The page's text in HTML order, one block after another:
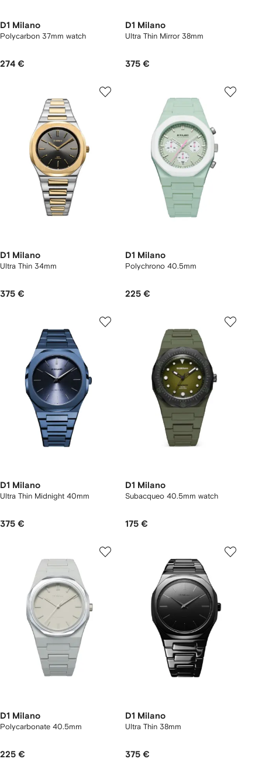
D1 Milano
Polycarbon 37mm watch
274 €
D1 Milano
Ultra Thin Mirror 38mm
375 €
D1 Milano
Ultra Thin 34mm
375 €
D1 Milano
Polychrono 40.5mm
225 €
D1 Milano
Ultra Thin Midnight 40mm
375 €
D1 Milano
Subacqueo 40.5mm watch
175 €
D1 Milano
Polycarbonate 40.5mm
225 €
D1 Milano
Ultra Thin 38mm
375 €